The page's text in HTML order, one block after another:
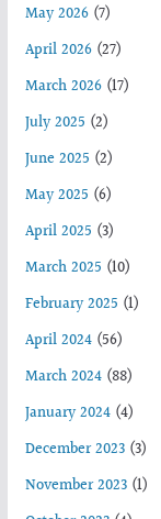
May 2026(7)
April 2026(27)
March 2026(17)
July 2025 (2)
June 2025 (2)
May 2025 (6)
April 2025 (3)
March 2025 (10)
February 2025 (1)
April 2024(56)
March 2024(88)
January 2024(4)
December 2023(3)
November 2023(1)